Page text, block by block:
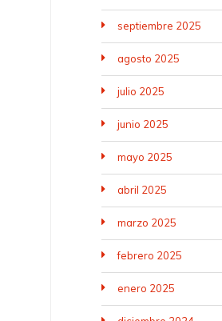
septiembre 2025
agosto 2025
julio 2025
junio 2025
mayo 2025
abril 2025
marzo 2025
febrero 2025
enero 2025